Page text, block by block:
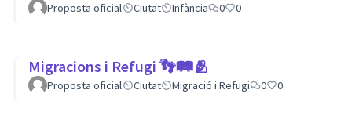
Proposta oficial Ciutat Infància 0 0
Migracions i Refugi 👣🛤🫂
Proposta oficial Ciutat Migració i Refugi 0 0